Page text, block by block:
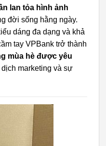
lan tỏa hình ảnh
đời sống hằng ngày.
dáng đa dạng và khả
tay VPBank trở thành
mùa hè được yêu
marketing và sự